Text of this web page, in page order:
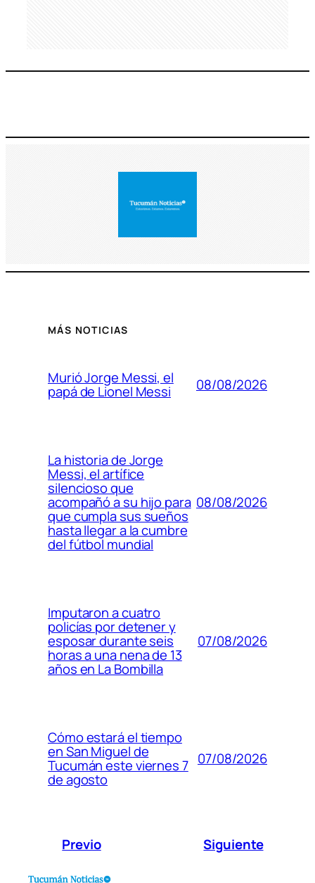
MÁS NOTICIAS
Murió Jorge Messi, el
papá de Lionel Messi 08/08/2026
La historia de Jorge
Messi, el artífice
silencioso que
acompañó a su hijo para
que cumpla sus sueños
hasta llegar a la cumbre
del fútbol mundial
08/08/2026
Imputaron a cuatro
policías por detener y
esposar durante seis
horas a una nena de 13
años en La Bombilla
07/08/2026
Cómo estará el tiempo
en San Miguel de
Tucumán este viernes 7
de agosto
07/08/2026
Previo Siguiente